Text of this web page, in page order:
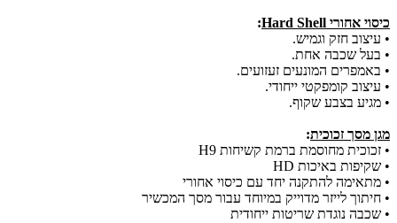
כיסוי אחורי Hard Shell
:
• עיצוב חזק וגמיש.
• בעל שכבה אחת.
• באמפרים המונעים זעזועים.
• עיצוב קומפקטי ייחודי.
• מגיע בצבע שקוף.
מגן מסך זכוכית:
• זכוכית מחוסמת ברמת קשיחות H9
• שקיפות באיכות HD
• מתאימה להתקנה יחד עם כיסוי אחורי
• חיתוך לייזר מדוייק במיוחד עבור מסך המכשיר
• שכבה נוגדת שריטות ייחודית